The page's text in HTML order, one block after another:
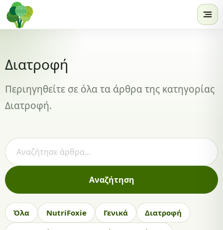
Skip to content
Διατροφή
Περιηγηθείτε σε όλα τα άρθρα της κατηγορίας
Διατροφή.
Αναζήτηση άρθρων
Αναζήτηση
Όλα NutriFoxie Γενικά
Διατροφή